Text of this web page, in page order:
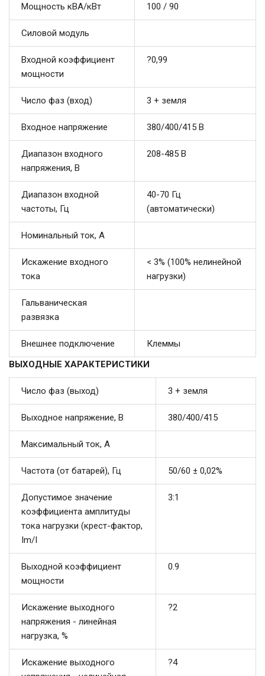
Мощность кВА/кВт 100 / 90
Силовой модуль
Входной коэффициент
мощности
?0,99
Число фаз (вход) 3 + земля
Входное напряжение 380/400/415 В
Диапазон входного
напряжения, В
208-485 В
Диапазон входной
частоты, Гц
40-70 Гц
(автоматически)
Номинальный ток, А
Искажение входного
тока
< 3% (100% нелинейной
нагрузки)
Гальваническая
развязка
Внешнее подключение
Клеммы
ВЫХОДНЫЕ ХАРАКТЕРИСТИКИ
Число фаз (выход) 3 + земля
Выходное напряжение, В 380/400/415
Максимальный ток, А
Частота (от батарей), Гц 50/60 ± 0,02%
Допустимое значение
коэффициента амплитуды
тока нагрузки (крест-фактор,
Im/I
3:1
Выходной коэффициент
мощности
0.9
Искажение выходного
напряжения - линейная
нагрузка, %
?2
Искажение выходного
?4